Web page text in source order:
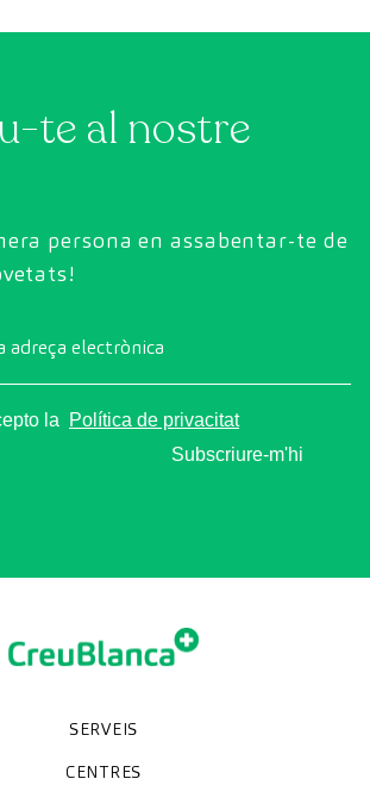
te al nostre
persona en assabentar-te de
electrònica
la
Política de privacitat
Subscriure-m'hi
SERVEIS
Especialitats
Proves diagnòstiques
Revisions mèdiques
Unitats especialitzades
CENTRES